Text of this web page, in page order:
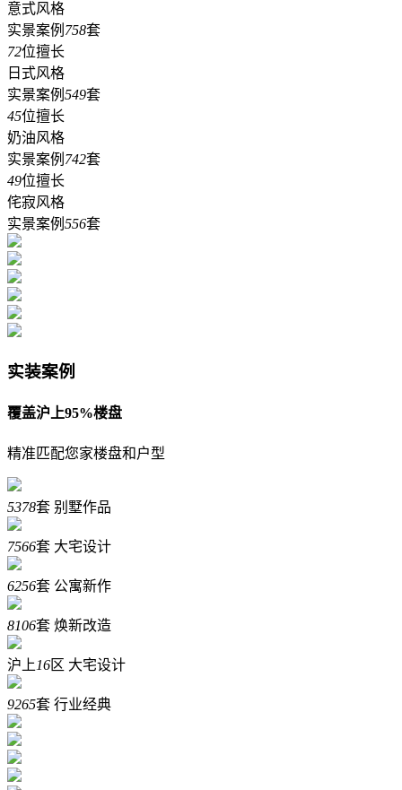
意式风格
实景案例 758套
72位擅长
日式风格
实景案例 549套
45位擅长
奶油风格
实景案例 742套
49位擅长
侘寂风格
实景案例 556套
实装案例
覆盖沪上95%楼盘
精准匹配您家楼盘和户型
5378套 别墅作品
7566套 大宅设计
6256套 公寓新作
8106套 焕新改造
沪上 16区 大宅设计
9265套 行业经典